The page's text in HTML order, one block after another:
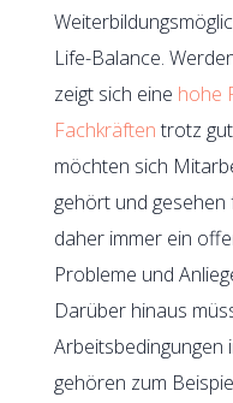
Life-Balance.
zeigt sich eine hohe
Fachkräften trotz
möchten sich
gehört und
daher immer ein
Probleme und
Darüber hinaus
Arbeitsbedingungen
gehören zum